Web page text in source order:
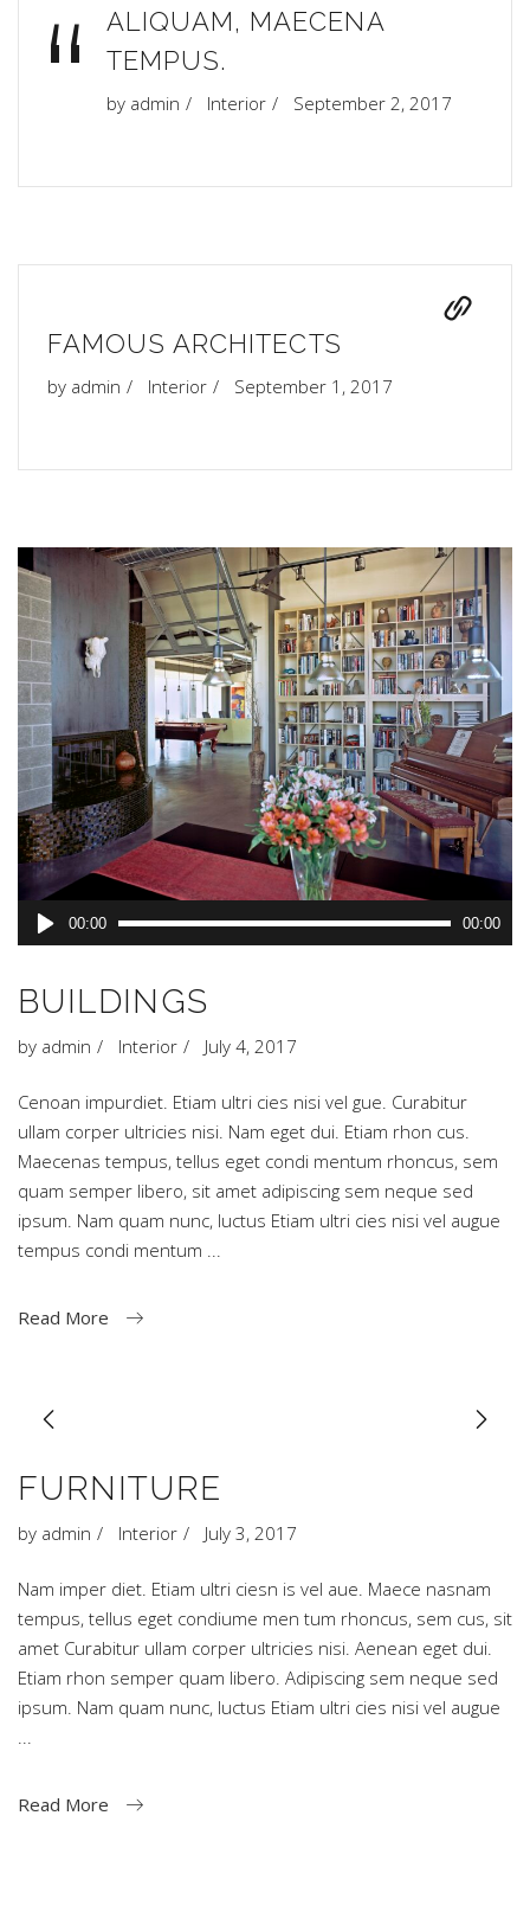
“
ALIQUAM, MAECENA
TEMPUS.
by admin Interior September 2, 2017
FAMOUS ARCHITECTS
by admin Interior September 1, 2017
Audio
Player
00:00 00:00
BUILDINGS
by admin Interior July 4, 2017
Cenoan impurdiet. Etiam ultri cies nisi vel gue. Curabitur
ullam corper ultricies nisi. Nam eget dui. Etiam rhon cus.
Maecenas tempus, tellus eget condi mentum rhoncus, sem
quam semper libero, sit amet adipiscing sem neque sed
ipsum. Nam quam nunc, luctus Etiam ultri cies nisi vel augue
tempus condi mentum
Read More
FURNITURE
by admin Interior July 3, 2017
Nam imper diet. Etiam ultri ciesn is vel aue. Maece nasnam
tempus, tellus eget condiume men tum rhoncus, sem cus, sit
amet Curabitur ullam corper ultricies nisi. Aenean eget dui.
Etiam rhon semper quam libero. Adipiscing sem neque sed
ipsum. Nam quam nunc, luctus Etiam ultri cies nisi vel augue
Read More